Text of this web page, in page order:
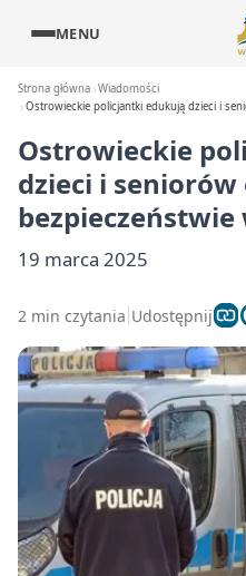
MENU
Strona główna Wiadomości
Ostrowieckie policjantki edukują dzieci i
Ostrowieckie
dzieci i seniorów
bezpieczeństwie
19 marca 2025
2 min czytania Udostępnij